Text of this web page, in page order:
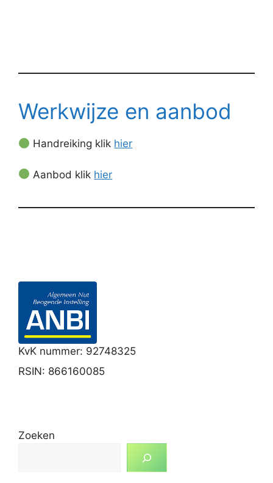
Werkwijze en aanbod
Handreiking klik hier
Aanbod klik hier
KvK nummer: 92748325
RSIN: 866160085
Zoeken